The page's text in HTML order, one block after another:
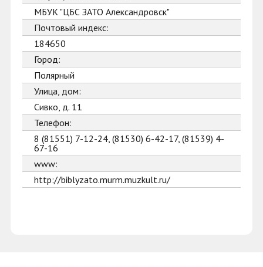
МБУК "ЦБС ЗАТО Александровск"
Почтовый индекс:
184650
Город:
Полярный
Улица, дом:
Сивко, д. 11
Телефон:
8 (81551) 7-12-24, (81530) 6-42-17, (81539) 4-
67-16
www:
http://biblyzato.murm.muzkult.ru/